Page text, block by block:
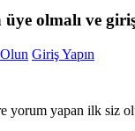
olmalı ve giriş
Giriş Yapın
yorum yapan ilk siz